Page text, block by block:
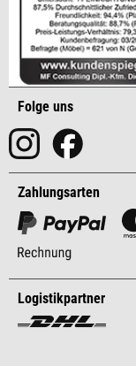
Folge uns
Zahlungsarten
Logistikpartner